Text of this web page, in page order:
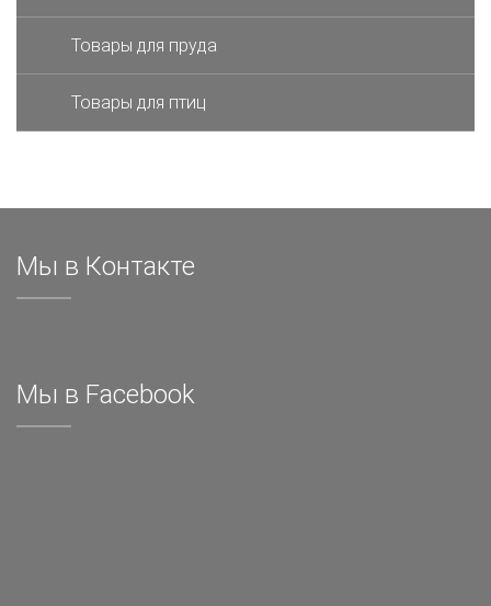
Товары для пруда
Товары для птиц
Мы в Контакте
Мы в Facebook